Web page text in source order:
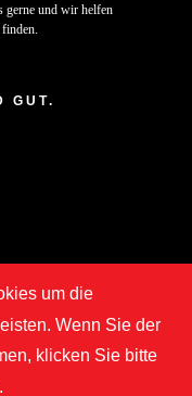
gerne und wir helfen
GUT.
um die
Wenn Sie der
klicken Sie bitte